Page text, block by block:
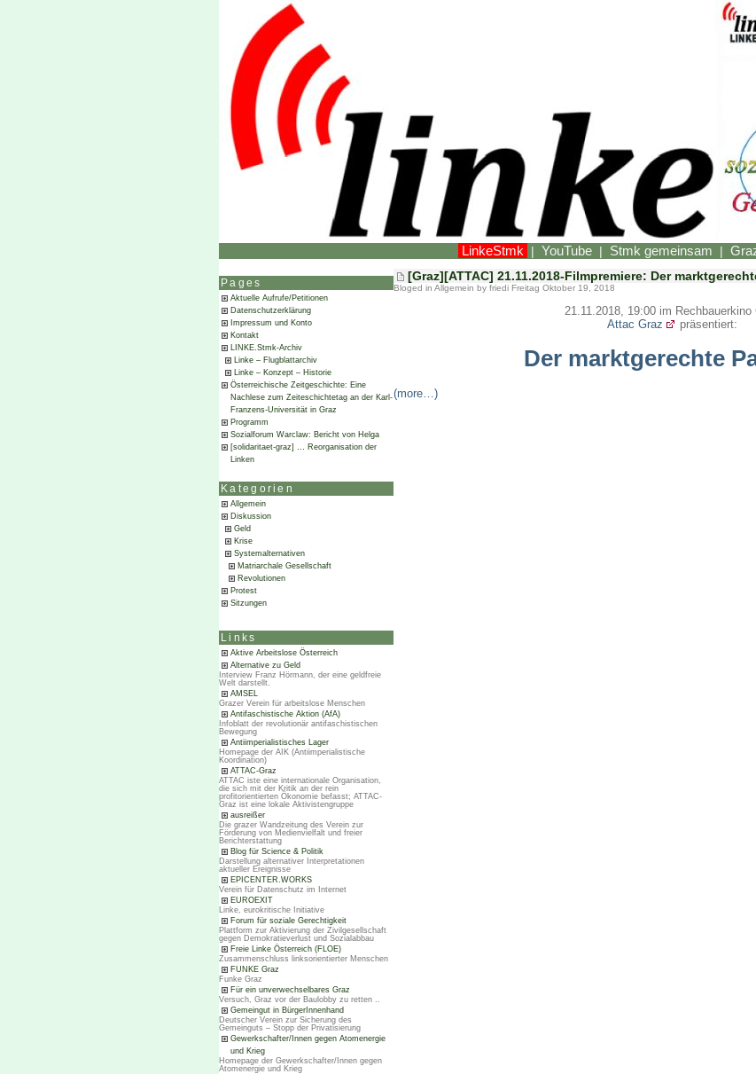
LinkeStmk | YouTube | Stmk gemeinsam |
Pages
Aktuelle Aufrufe/Petitionen
Datenschutzerklärung
Impressum und Konto
Kontakt
LINKE.Stmk-Archiv
Linke – Flugblattarchiv
Linke – Konzept – Historie
Österreichische Zeitgeschichte: Eine
Nachlese zum Zeiteschichtetag an der Karl-
Franzens-Universität in Graz
Programm
Sozialforum Warclaw: Bericht von Helga
[solidaritaet-graz] … Reorganisation der
Linken
Kategorien
Allgemein
Diskussion
Geld
Krise
Systemalternativen
Matriarchale Gesellschaft
Revolutionen
Protest
Sitzungen
Links
Aktive Arbeitslose Österreich
Alternative zu Geld
Interview Franz Hörmann, der eine geldfreie
Welt darstellt.
AMSEL
Grazer Verein für arbeitslose Menschen
Antifaschistische Aktion (AfA)
Infoblatt der revolutionär antifaschistischen
Bewegung
Antiimperialistisches Lager
Homepage der AIK (Antiimperialistische
Koordination)
ATTAC-Graz
ATTAC iste eine internationale Organisation,
die sich mit der Kritik an der rein
profitorientierten Ökonomie befasst; ATTAC-
Graz ist eine lokale Aktivistengruppe
ausreißer
Die grazer Wandzeitung des Verein zur
Förderung von Medienvielfalt und freier
Berichterstattung
Blog für Science & Politik
Darstellung alternativer Interpretationen
aktueller Ereignisse
EPICENTER.WORKS
Verein für Datenschutz im Internet
EUROEXIT
Linke, eurokritische Initiative
Forum für soziale Gerechtigkeit
Plattform zur Aktivierung der Zivilgesellschaft
gegen Demokratieverlust und Sozialabbau
Freie Linke Österreich (FLOE)
Zusammenschluss linksorientierter Menschen
FUNKE Graz
Funke Graz
Für ein unverwechselbares Graz
Versuch, Graz vor der Baulobby zu retten ..
Gemeingut in BürgerInnenhand
Deutscher Verein zur Sicherung des
Gemeinguts – Stopp der Privatisierung
Gewerkschafter/Innen gegen Atomenergie
und Krieg
Homepage der Gewerkschafter/Innen gegen
Atomenergie und Krieg
[Graz][ATTAC] 21.11.2018-Filmpremiere: Der
Bloged in Allgemein by friedi Freitag Oktober 19, 2018
21.11.2018, 19:00 im Rechbauerkino
Attac Graz
präsentiert:
Der marktgerechte
(more…)